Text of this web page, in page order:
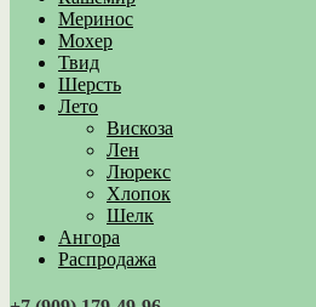
Меринос
Мохер
Твид
Шерсть
Лето
Вискоза
Лен
Люрекс
Хлопок
Шелк
Ангора
Распродажа